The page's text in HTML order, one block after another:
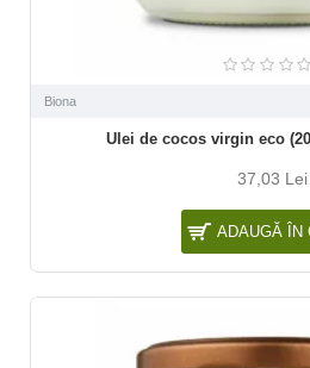
Biona
Ulei de cocos virgin eco
37,03 Lei
ADAUGĂ ÎN